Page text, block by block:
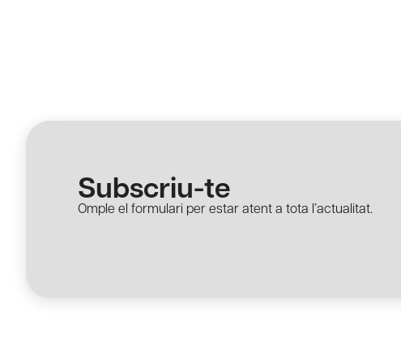
Subscriu-te
Omple el formulari per estar atent a tota l’actualitat.